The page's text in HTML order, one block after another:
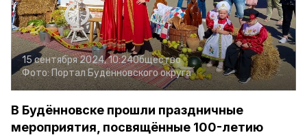
15 сентября 2024, 10:24Общество
Фото:Портал Будённовского округа
В Будённовске прошли праздничные
мероприятия, посвящённые 100-летию